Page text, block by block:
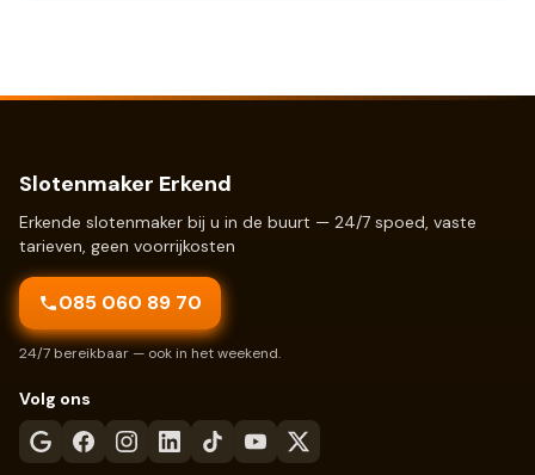
Slotenmaker Erkend
Erkende slotenmaker bij u in de buurt — 24/7 spoed, vaste
tarieven, geen voorrijkosten
085 060 89 70
24/7 bereikbaar — ook in het weekend.
Volg ons